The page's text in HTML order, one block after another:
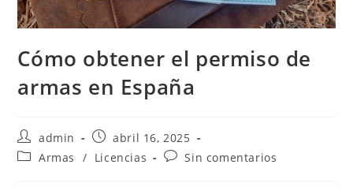
Cómo obtener el permiso de
armas en España
Autor
de
admin
Publicación
de
la
abril 16, 2025
Categoría
Armas / Licencias
Comentarios
Sin comentarios